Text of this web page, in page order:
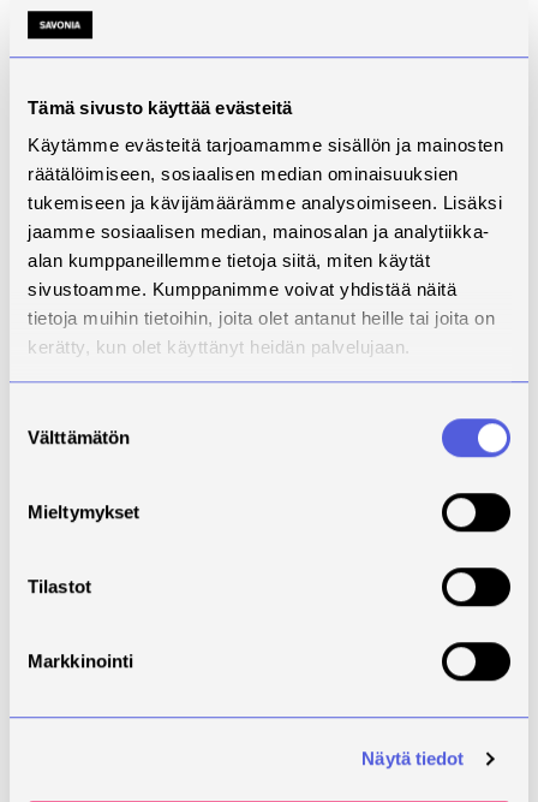
Tämä sivusto käyttää evästeitä
Käytämme evästeitä tarjoamamme sisällön ja mainosten
räätälöimiseen, sosiaalisen median ominaisuuksien
tukemiseen ja kävijämäärämme analysoimiseen. Lisäksi
jaamme sosiaalisen median, mainosalan ja analytiikka-
alan kumppaneillemme tietoja siitä, miten käytät
sivustoamme. Kumppanimme voivat yhdistää näitä
tietoja muihin tietoihin, joita olet antanut heille tai joita on
kerätty, kun olet käyttänyt heidän palvelujaan.
valinta
Välttämätön
Mieltymykset
Tilastot
Markkinointi
Näytä tiedot
Myös syötteiden laatuvaihtelut ja kiintoaineen määrä
mädätteen palautuspaikat puoltavat kuljetusta
pyörillä. Kustannustehokkuutta voidaan parantaa
kuiva-ainepitoisuuden nostolla, esimerkiksi
separoimalla tai lisäämällä lietteeseen kiintoainesta.
Näin liete-erän energiapotentiaalia voidaan nostaa
jopa kolminkertaiseksi, jolloin kuljetuskustannus
energiamäärää kohti laskee.
Mädätelogistiikkaa voidaan tehostaa separoimalla
kuiva- ja nestejae erilleen, kiintoaineen erotuksella
infrapunasäteilyä hyödyntävällä NIR-ohjauksella. NIR-
laitteella voidaan mitata esimerkiksi lastauksen aikana
kaliumarvot (lietteensiirto.fi).
ravinnearvojen mittaamisessa ja sitä kautta
syötteiden ja mädätteen arvon määrittämisessä.